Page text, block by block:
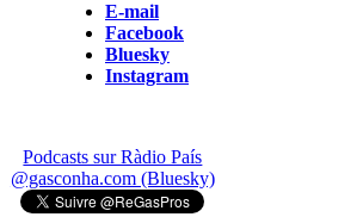
E-mail
Facebook
Bluesky
Instagram
Podcasts sur Ràdio País
@gasconha.com (Bluesky)